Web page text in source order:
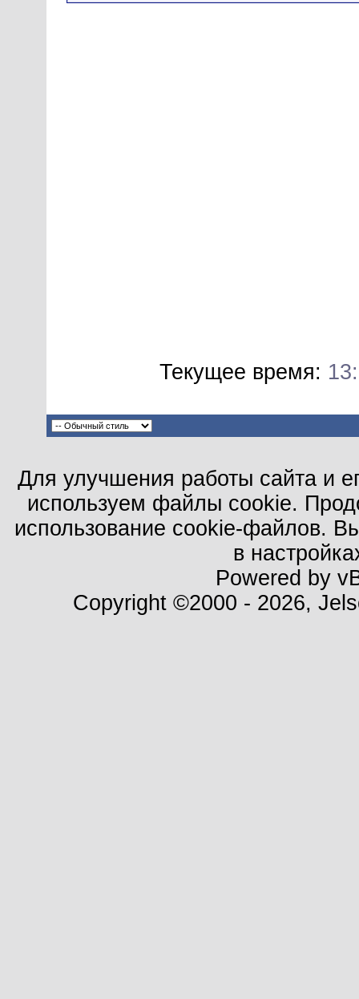
Текущее время:
Для улучшения работы сайта и
используем файлы cookie.
использование cookie-файлов.
в
Powered by
Copyright ©2000 - 2026,